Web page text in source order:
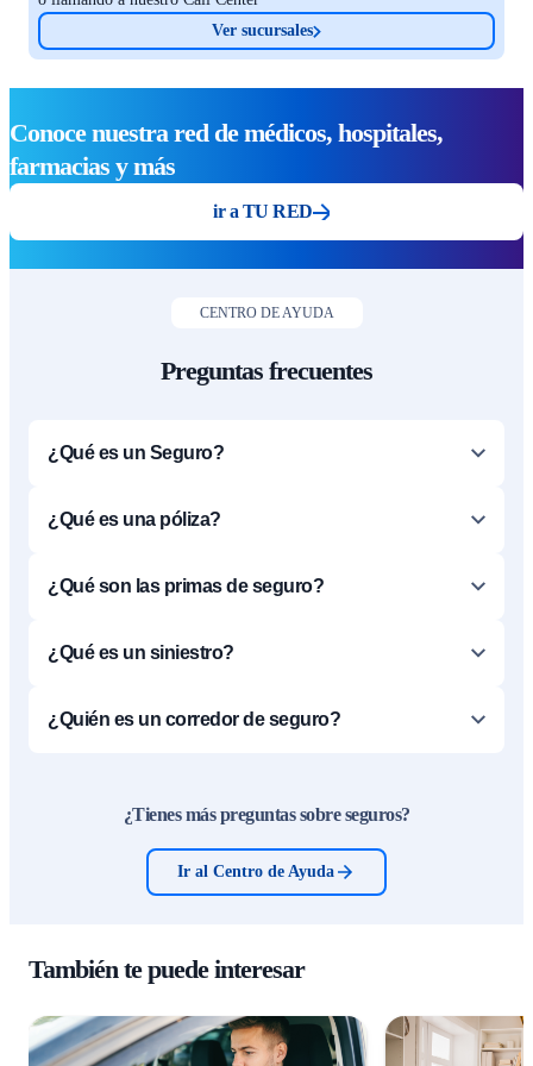
Ver sucursales
Conoce nuestra red de médicos, hospitales,
farmacias y más
ir a TU RED
CENTRO DE AYUDA
Preguntas frecuentes
¿Qué es un Seguro?
¿Qué es una póliza?
¿Qué son las primas de seguro?
¿Qué es un siniestro?
¿Quién es un corredor de seguro?
¿Tienes más preguntas sobre seguros?
Ir al Centro de Ayuda
También te puede interesar